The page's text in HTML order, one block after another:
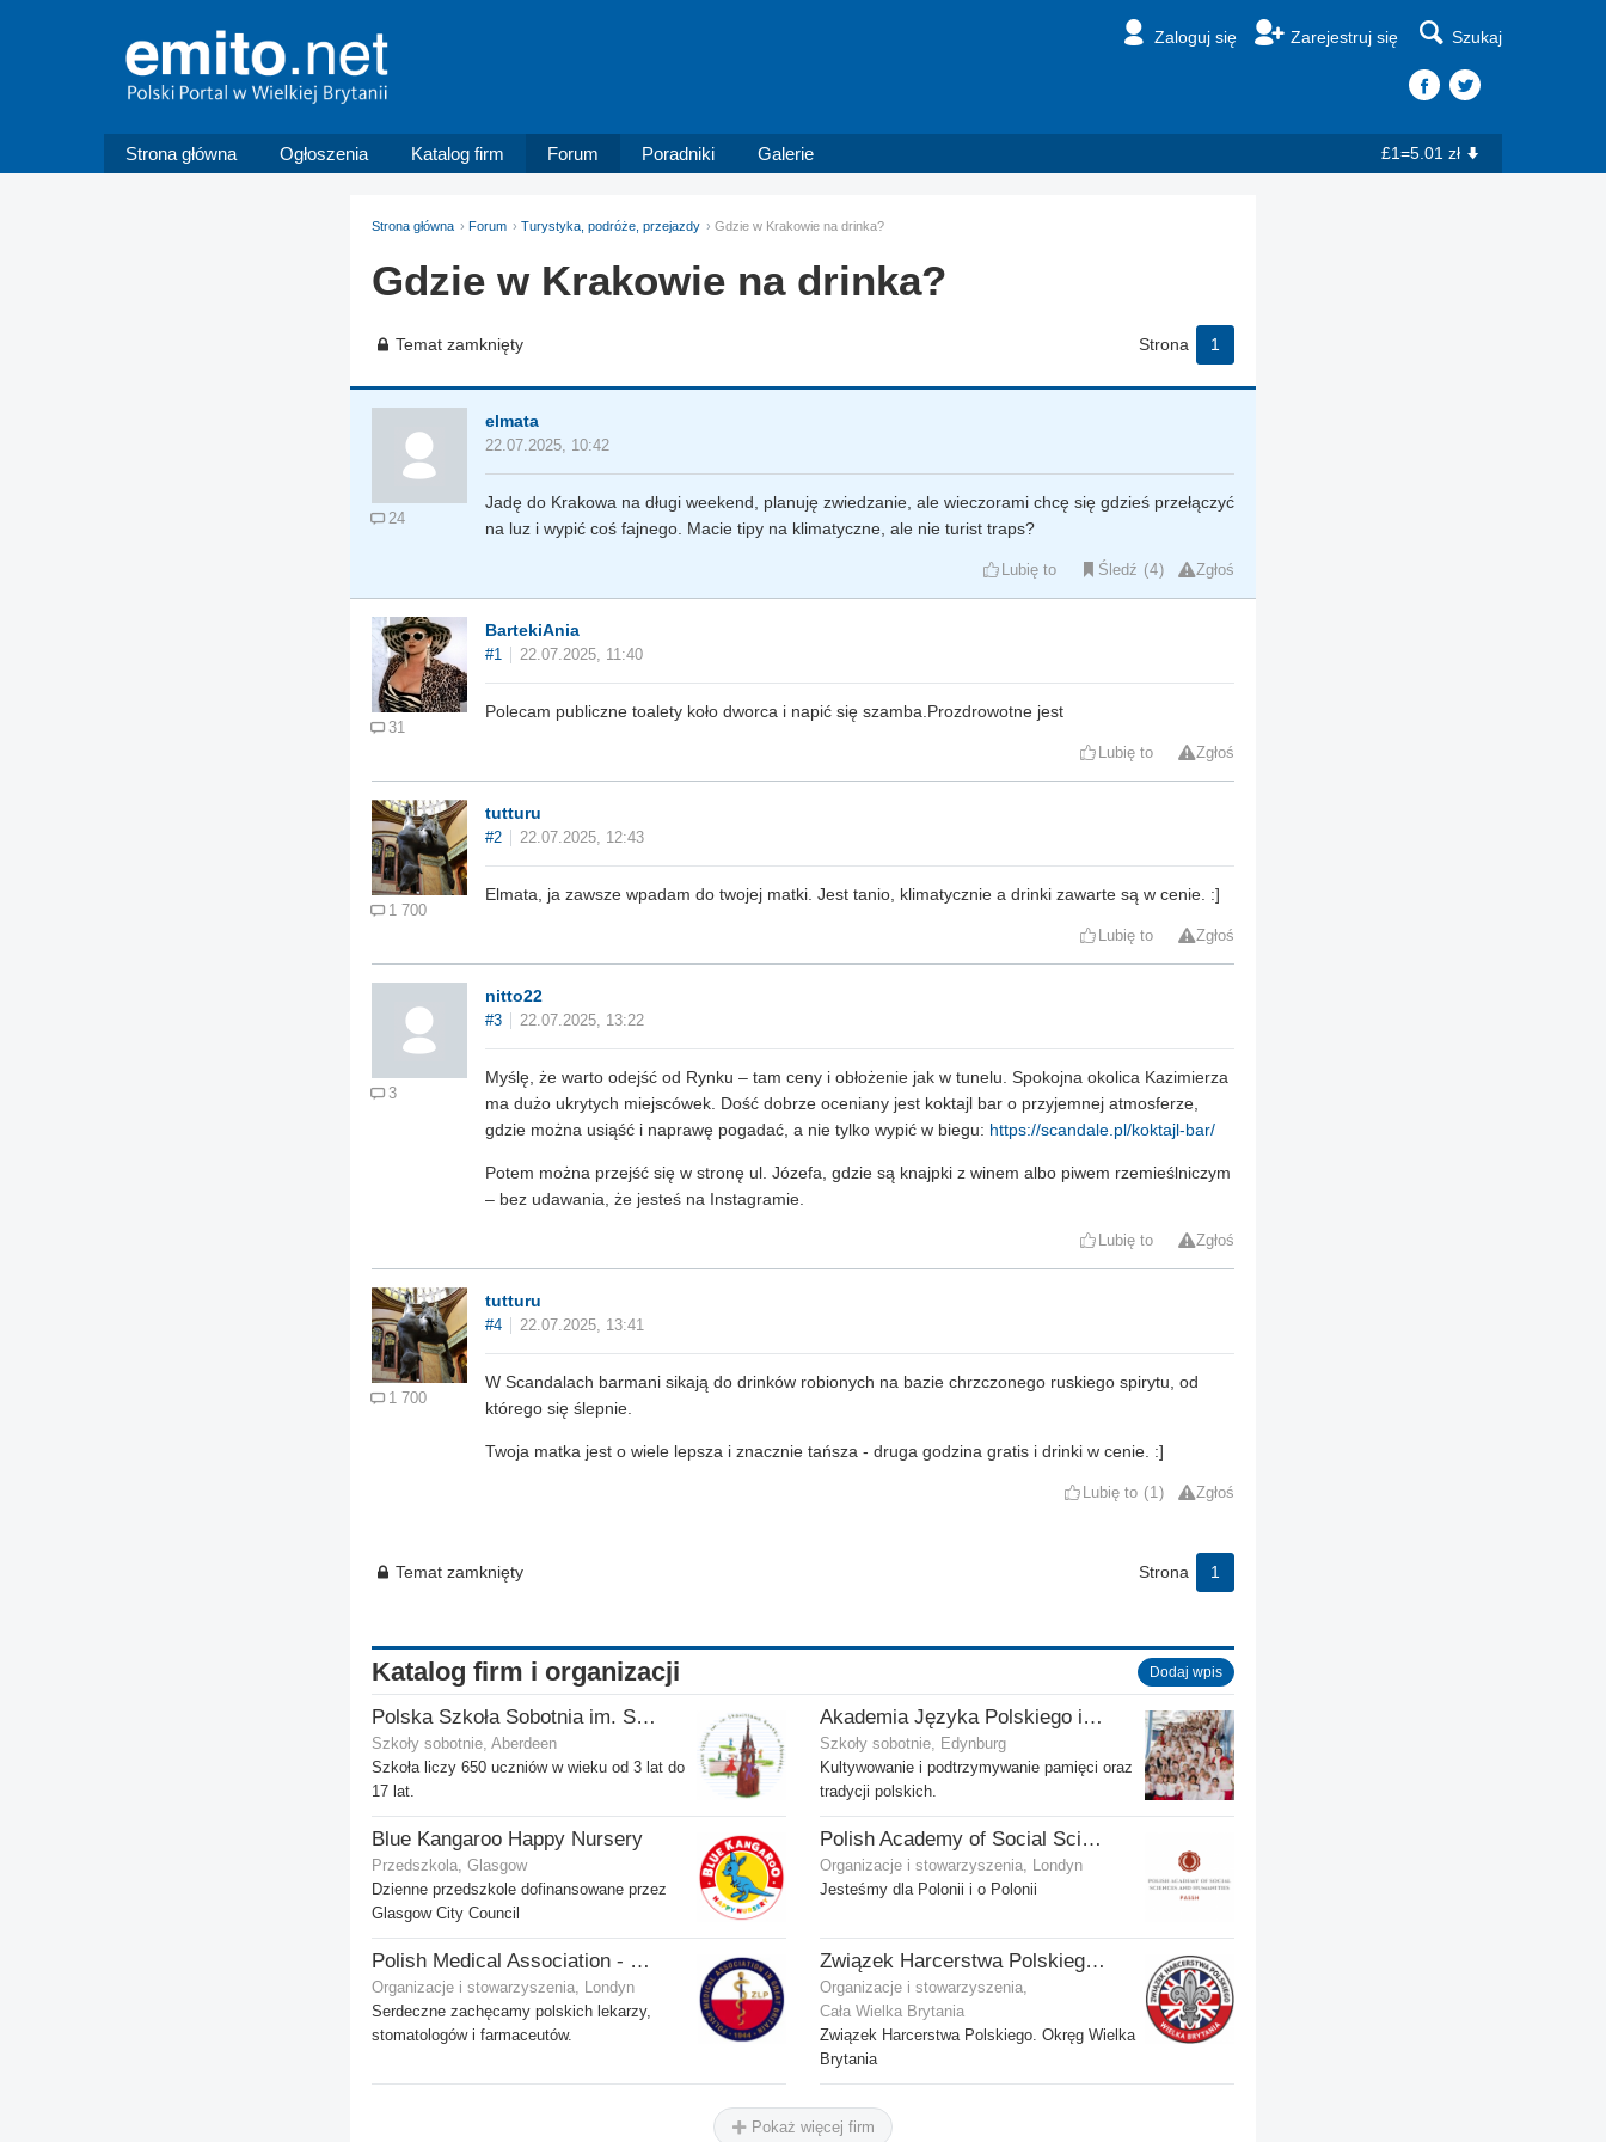
Zaloguj się Zarejestruj się Szukaj
Strona główna Ogłoszenia Katalog firm Forum Poradniki Galerie £1=5.01 zł
Strona główna Forum Turystyka, podróże, przejazdy Gdzie w Krakowie na drinka?
Gdzie w Krakowie na drinka?
Temat zamknięty Strona 1
24
elmata
22.07.2025, 10:42
Jadę do Krakowa na długi weekend, planuję zwiedzanie, ale wieczorami chcę się gdzieś przełączyć
na luz i wypić coś fajnego. Macie tipy na klimatyczne, ale nie turist traps?
Lubię to Śledź 4 Zgłoś
31
BartekiAnia
#1 22.07.2025, 11:40
Polecam publiczne toalety koło dworca i napić się szamba.Prozdrowotne jest
Lubię to Zgłoś
1 700
tutturu
#2 22.07.2025, 12:43
Elmata, ja zawsze wpadam do twojej matki. Jest tanio, klimatycznie a drinki zawarte są w cenie. :]
Lubię to Zgłoś
3
nitto22
#3 22.07.2025, 13:22
Myślę, że warto odejść od Rynku – tam ceny i obłożenie jak w tunelu. Spokojna okolica Kazimierza
ma dużo ukrytych miejscówek. Dość dobrze oceniany jest koktajl bar o przyjemnej atmosferze,
gdzie można usiąść i naprawę pogadać, a nie tylko wypić w biegu: https://scandale.pl/koktajl-bar/
Potem można przejść się w stronę ul. Józefa, gdzie są knajpki z winem albo piwem rzemieślniczym
– bez udawania, że jesteś na Instagramie.
Lubię to Zgłoś
1 700
tutturu
#4 22.07.2025, 13:41
W Scandalach barmani sikają do drinków robionych na bazie chrzczonego ruskiego spirytu, od
którego się ślepnie.
Twoja matka jest o wiele lepsza i znacznie tańsza - druga godzina gratis i drinki w cenie. :]
Lubię to 1 Zgłoś
Temat zamknięty Strona 1
Katalog firm i organizacji Dodaj wpis
Polska Szkoła Sobotnia im. Stanisława Kostki
Szkoły sobotnie, Aberdeen
Szkoła liczy 650 uczniów w wieku od 3 lat do
17 lat.
Akademia Języka Polskiego im. gen. Stanisława Maczka przy ECP
Szkoły sobotnie, Edynburg
Kultywowanie i podtrzymywanie pamięci oraz
tradycji polskich.
Blue Kangaroo Happy Nursery
Przedszkola, Glasgow
Dzienne przedszkole dofinansowane przez
Glasgow City Council
Polish Academy of Social Sciences and Humanities Ltd
Organizacje i stowarzyszenia, Londyn
Jesteśmy dla Polonii i o Polonii
Polish Medical Association - Zwiazek Lekarzy Polskich w Wielkiej Brytanii
Organizacje i stowarzyszenia, Londyn
Serdeczne zachęcamy polskich lekarzy,
stomatologów i farmaceutów.
Związek Harcerstwa Polskiego w Wielkiej Brytanii
Organizacje i stowarzyszenia,
Cała Wielka Brytania
Związek Harcerstwa Polskiego. Okręg Wielka
Brytania
Pokaż więcej firm